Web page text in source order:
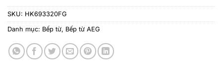
SKU: HK693320FG
Danh mục: Bếp từ, Bếp từ AEG